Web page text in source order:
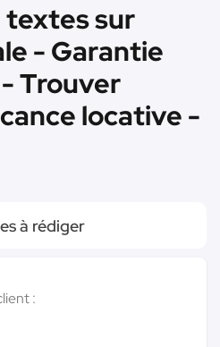
textes sur
- Garantie
Trouver
locative -
à rédiger
: